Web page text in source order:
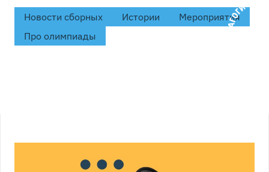
Новости сборных Истории
Мероприятия
Про олимпиады